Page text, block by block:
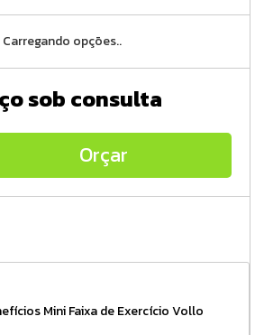
Carregando opções..
sob consulta
Orçar
Mini Faixa de Exercício Vollo